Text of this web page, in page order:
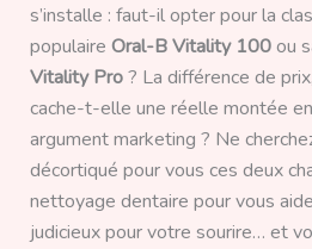
s’installe : faut-il opter pour la
populaire Oral-B Vitality 100ou
Vitality Pro? La différence de
cache-t-elle une réelle montée
argument marketing ? Ne
décortiqué pour vous ces deux
nettoyage dentaire pour vous
judicieux pour votre sourire… et